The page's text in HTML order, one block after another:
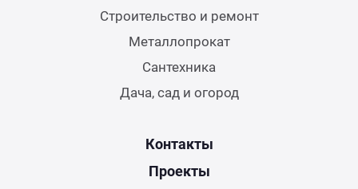
Строительство и ремонт
Металлопрокат
Сантехника
Дача, сад и огород
Контакты
Проекты